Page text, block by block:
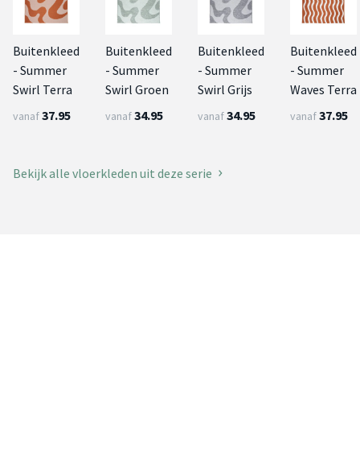
Buitenkleed
- Summer
Swirl Terra
vanaf37.95
Buitenkleed
- Summer
Swirl Groen
vanaf34.95
Buitenkleed
- Summer
Swirl Grijs
vanaf34.95
Buitenkleed
- Summer
Waves Terra
vanaf37.95
Bekijk alle vloerkleden uit deze serie